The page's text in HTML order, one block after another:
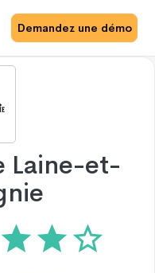
Demandez une démo
Laine-et-